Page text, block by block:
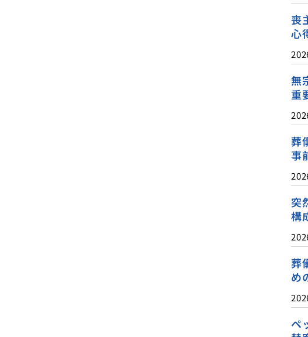
喪
心
無
重
葬
事
突
構
葬
め
ペ